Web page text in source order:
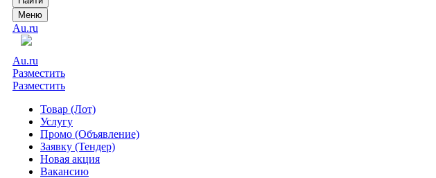
Меню
Au.ru
Au.ru
Разместить
Разместить
Товар (Лот)
Услугу
Промо (Объявление)
Заявку (Тендер)
Новая акция
Вакансию